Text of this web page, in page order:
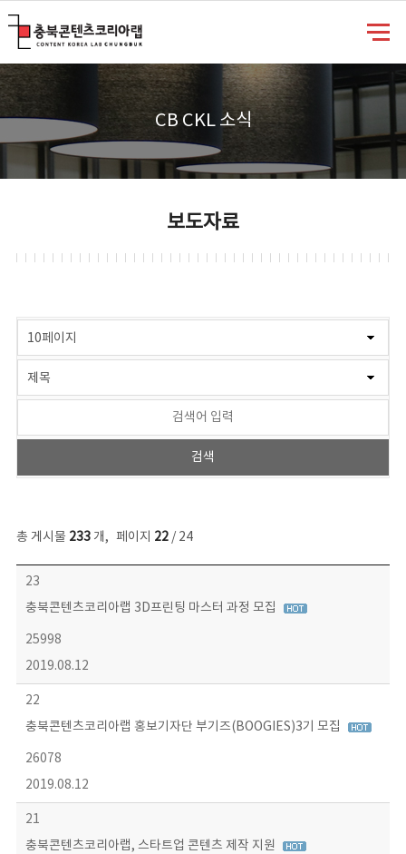
CB CKL 소식
보도자료
총 게시물 233개, 페이지 22/ 24
보도자료 목록 - 번호, 제목, 작성자, 파일, 조회수, 작성일 정보 제공
23
충북콘텐츠코리아랩 3D프린팅 마스터 과정 모집
25998
2019.08.12
22
충북콘텐츠코리아랩 홍보기자단 부기즈(BOOGIES)3기 모집
26078
2019.08.12
21
충북콘텐츠코리아랩, 스타트업 콘텐츠 제작 지원